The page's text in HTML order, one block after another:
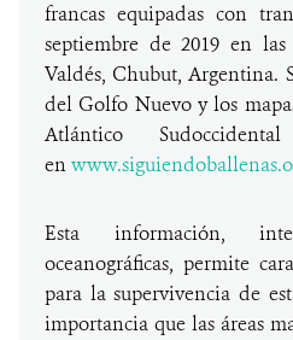
francas equipadas con
septiembre de 2019 en
Valdés, Chubut, Argentina.
del Golfo Nuevo y los
Atlántico
en
Esta información,
oceanográficas, permite
para la supervivencia de
importancia que las áreas